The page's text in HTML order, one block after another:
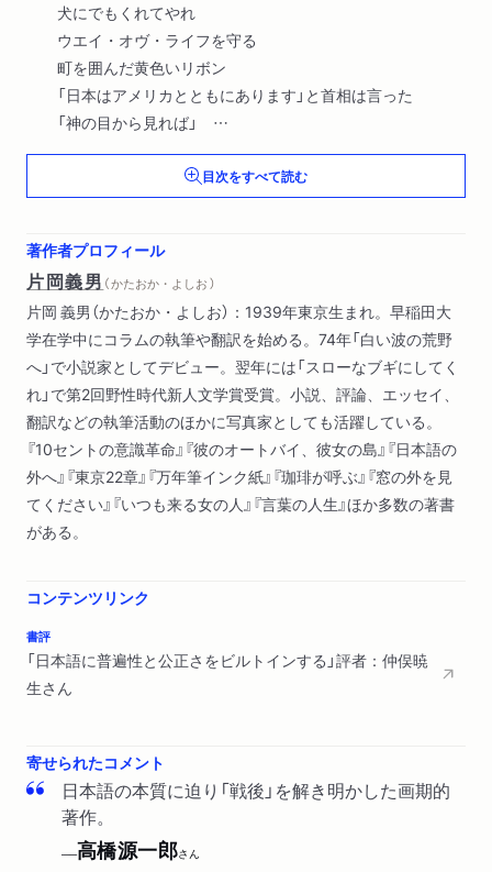
犬にでもくれてやれ
ウエイ・オヴ・ライフを守る
町を囲んだ黄色いリボン
「日本はアメリカとともにあります」と首相は言った
「神の目から見れば」
仕事をすませて家へ帰ろう
帰って来る死体の映像
メモリアル・デイにまた泣く
第九条
フリーダムを実行する
個人主義にもとづく自由と民主の視点
真実はまだ明かされない
遠近法のなかへ
『クレイジー』というテーマ曲
エルヴィス・プレスリー・エコノミックス
現状は好転していかない
「彼らはとにかく頑固だよ」
ラディカルさの筋道
ヴァージニア・ケリーの死
もっとも良く送られた人生
大統領が引き受けたこと
小さく三角形に折りたたんだ星条旗
午後を過ごす最高の場所
キノコ雲の切手
ジープが来た日
ちょっと外出してピストルを買って来る
キャロル・ホルトグリーン
目次をすべて読む
著作者プロフィール
片岡義男 （ かたおか・よしお ）
片岡 義男（かたおか・よしお）：1939年東京生まれ。早稲田大
学在学中にコラムの執筆や翻訳を始める。74年「白い波の荒野
へ」で小説家としてデビュー。翌年には「スローなブギにしてく
れ」で第2回野性時代新人文学賞受賞。小説、評論、エッセイ、
翻訳などの執筆活動のほかに写真家としても活躍している。
『10セントの意識革命』『彼のオートバイ、彼女の島』『日本語の
外へ』『東京22章』『万年筆インク紙』『珈琲が呼ぶ』『窓の外を見
てください』『いつも来る女の人』『言葉の人生』ほか多数の著書
がある。
コンテンツリンク
書評
「日本語に普遍性と公正さをビルトインする」評者：仲俣暁
生さん
寄せられたコメント
日本語の本質に迫り「戦後」を解き明かした画期的
著作。
──高橋源一郎さん